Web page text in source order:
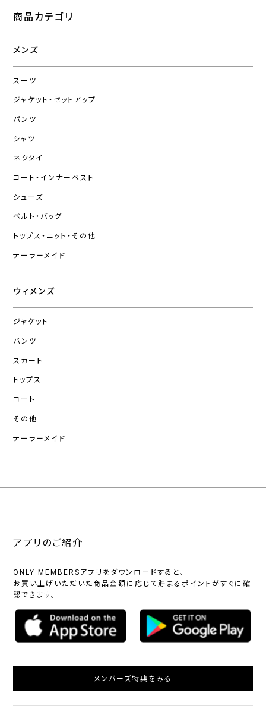
商品カテゴリ
メンズ
スーツ
ジャケット・セットアップ
パンツ
シャツ
ネクタイ
コート・インナーベスト
シューズ
ベルト・バッグ
トップス・ニット・その他
テーラーメイド
ウィメンズ
ジャケット
パンツ
スカート
トップス
コート
その他
テーラーメイド
アプリのご紹介
ONLY MEMBERSアプリをダウンロードすると、
お買い上げいただいた商品金額に応じて貯まるポイントがすぐに確
認できます。
メンバーズ特典をみる